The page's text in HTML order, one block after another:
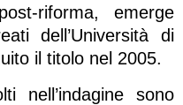
riforma, emerge
dell’Università di
il titolo nel 2005.
nell’indagine sono